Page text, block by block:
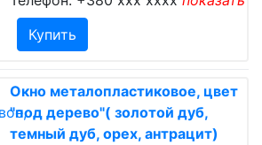
Купить
Окно металопластиковое, цвет
"под дерево"( золотой дуб,
темный дуб, орех, антрацит)